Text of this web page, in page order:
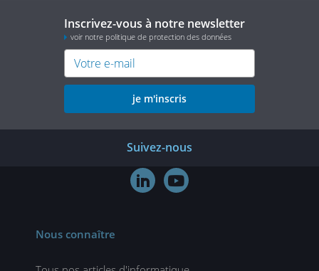
Inscrivez-vous à notre newsletter
voir notre politique de protection des données
je m'inscris
Suivez-nous
 
Nous connaître